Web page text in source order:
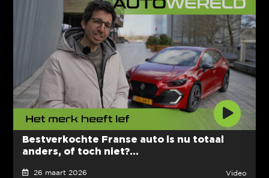
Bestverkochte Franse auto is nu totaal
anders, of toch niet?...
26 maart 2026 Video